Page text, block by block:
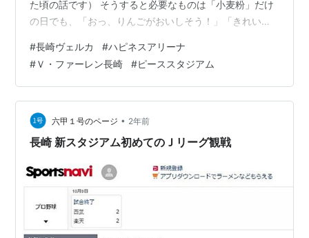
た頃の話です） そうすると必要なものは「小麦粉」だけ
の日でも、「おっ、りんごがおいしそう！」「きれいな
るのが常でした。 買ったものの１０～２０パーセントは
悪くして捨てていたかも・・・・。 あのころに戻り、捨
てたものは売り場に戻し（買わずにね^^,）、使ったはず
のお金を貯金したいものだと思いますが、できるはずも
なく（涙）。 あるものですます 最近、よく出る言葉が
「今日はあるものですまそう♪」です。…
#長崎ヴェルカ #ハピネスアリーナ
#Ｖ・ファーレン長崎 #ピーススタジアム
六甲１号のページ • 2年前
長崎 新スタジアム初めてのＪリーグ観戦